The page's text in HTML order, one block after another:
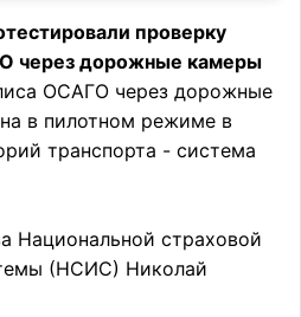
проверку
через дорожные камеры
ОСАГО через дорожные
в пилотном режиме в
транспорта - система
Национальной страховой
(НСИС) Николай